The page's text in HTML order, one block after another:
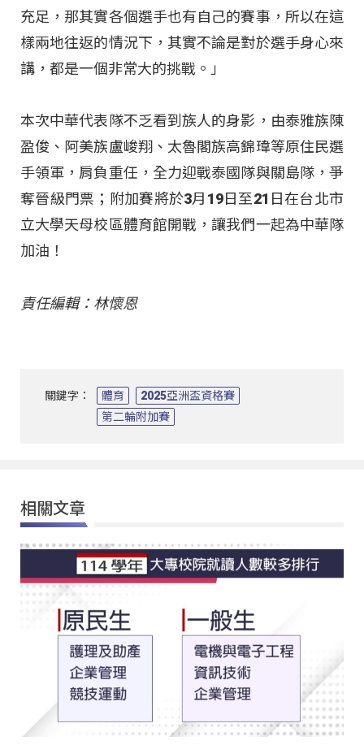
充足，那其實各個選手也有自己的賽事，所以在這
樣兩地往返的情況下，其實不論是對於選手身心來
講，都是一個非常大的挑戰。」
本次中華代表隊不乏看到族人的身影，由泰雅族陳
盈俊、阿美族盧峻翔、太魯閣族高錦瑋等原住民選
手領軍，肩負重任，全力迎戰泰國隊與關島隊，爭
奪晉級門票；附加賽將於3月19日至21日在台北市
立大學天母校區體育館開戰，讓我們一起為中華隊
加油！
責任編輯：林懷恩
關鍵字： 體育
2025亞洲盃資格賽
第二輪附加賽
相關文章